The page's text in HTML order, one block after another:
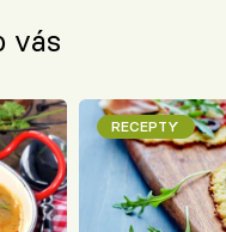
vás
RECEPTY